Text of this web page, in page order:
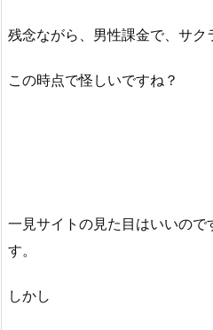
残念ながら、男性課金で、サク
この時点で怪しいですね？
一見サイトの見た目はいいの
す。
しかし